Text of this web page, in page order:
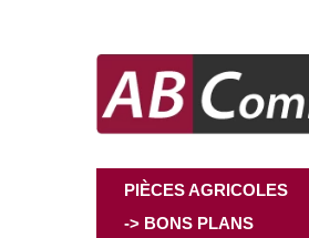
PIÈCES AGRICOLES
-> BONS PLANS